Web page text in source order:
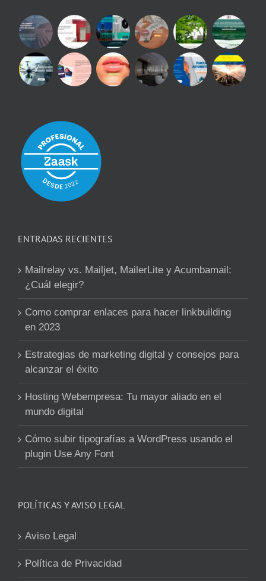
ENTRADAS RECIENTES
Mailrelay vs. Mailjet, MailerLite y Acumbamail:
¿Cuál elegir?
Como comprar enlaces para hacer linkbuilding
en 2023
Estrategias de marketing digital y consejos para
alcanzar el éxito
Hosting Webempresa: Tu mayor aliado en el
mundo digital
Cómo subir tipografías a WordPress usando el
plugin Use Any Font
POLÍTICAS Y AVISO LEGAL
Aviso Legal
Política de Privacidad